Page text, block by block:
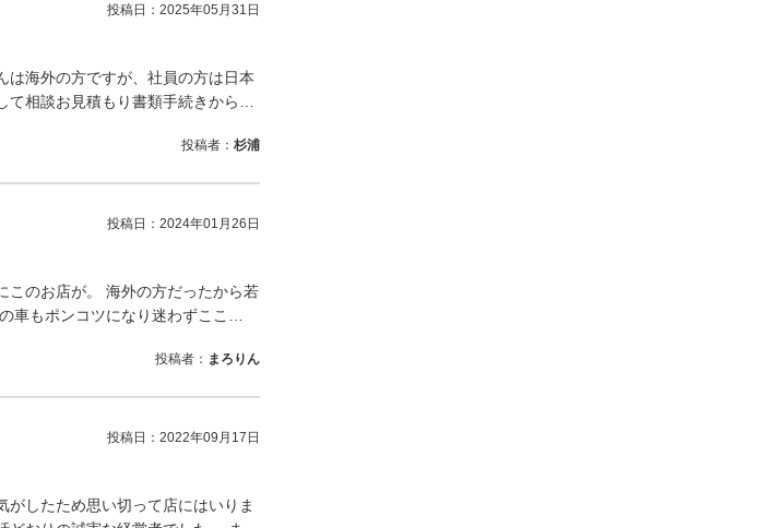
投稿日： 2025年05月31日
は海外の方ですが、社員の方は日本
て相談お見積もり書類手続きから…
投稿者： 杉浦
投稿日： 2024年01月26日
このお店が。 海外の方だったから若
車もポンコツになり迷わずここ…
投稿者： まろりん
投稿日： 2022年09月17日
したため思い切って店にはいりま